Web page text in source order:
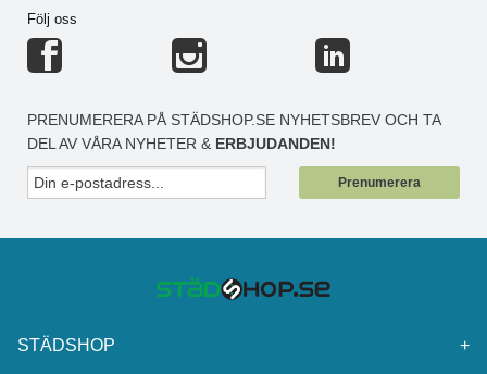
Följ oss
PRENUMERERA PÅ STÄDSHOP.SE NYHETSBREV OCH TA
DEL AV VÅRA NYHETER & ERBJUDANDEN!
Prenumerera
STÄDSHOP +